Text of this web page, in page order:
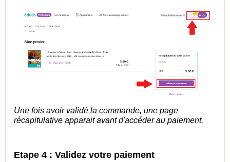
Une fois avoir validé la commande, une page
récapitulative apparait avant d'accéder au paiement.
Etape 4 : Validez votre paiement